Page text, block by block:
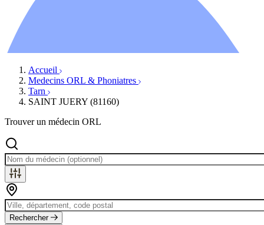
Évènements
Accueil
Medecins ORL & Phoniatres
Tarn
SAINT JUERY (81160)
Trouver un médecin ORL
Rechercher